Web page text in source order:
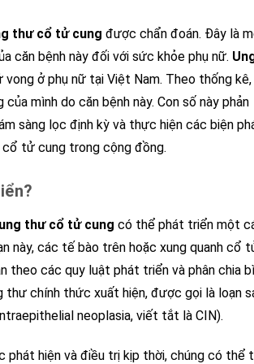
thư cổ tử cung được chẩn đoán. Đây là
căn bệnh này đối với sức khỏe phụ nữ.
ở phụ nữ tại Việt Nam. Theo thống kê,
mình do căn bệnh này. Con số này phản
sàng lọc định kỳ và thực hiện các biện
tử cung trong cộng đồng.
ung thư cổ tử cung có thể phát triển một
này, các tế bào trên hoặc xung quanh cổ
các quy luật phát triển và phân chia
chính thức xuất hiện, được gọi là loạn
neoplasia, viết tắt là CIN).
hiện và điều trị kịp thời, chúng có thể